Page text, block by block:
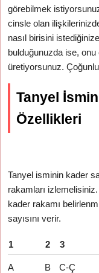
görebilmek
cinsle olan
nasıl birisini
bulduğunuzda ise, onu
üretiyorsunuz.
Tanyel
Özellikleri
Tanyel isminin kader
rakamları
kader rakamı
sayısını verir.
1 2 3
A B C-Ç